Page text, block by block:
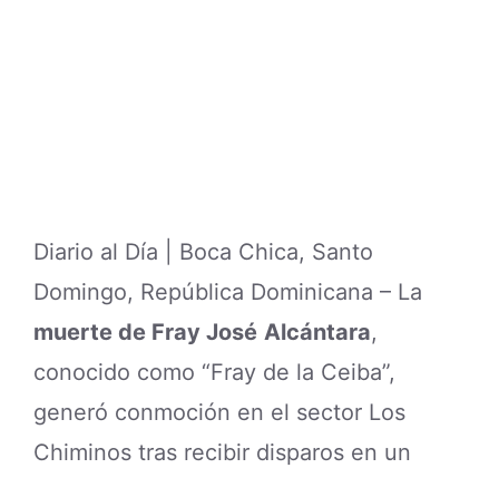
Diario al Día | Boca Chica, Santo
Domingo, República Dominicana – La
muerte de Fray José Alcántara,
conocido como “Fray de la Ceiba”,
generó conmoción en el sector Los
Chiminos tras recibir disparos en un